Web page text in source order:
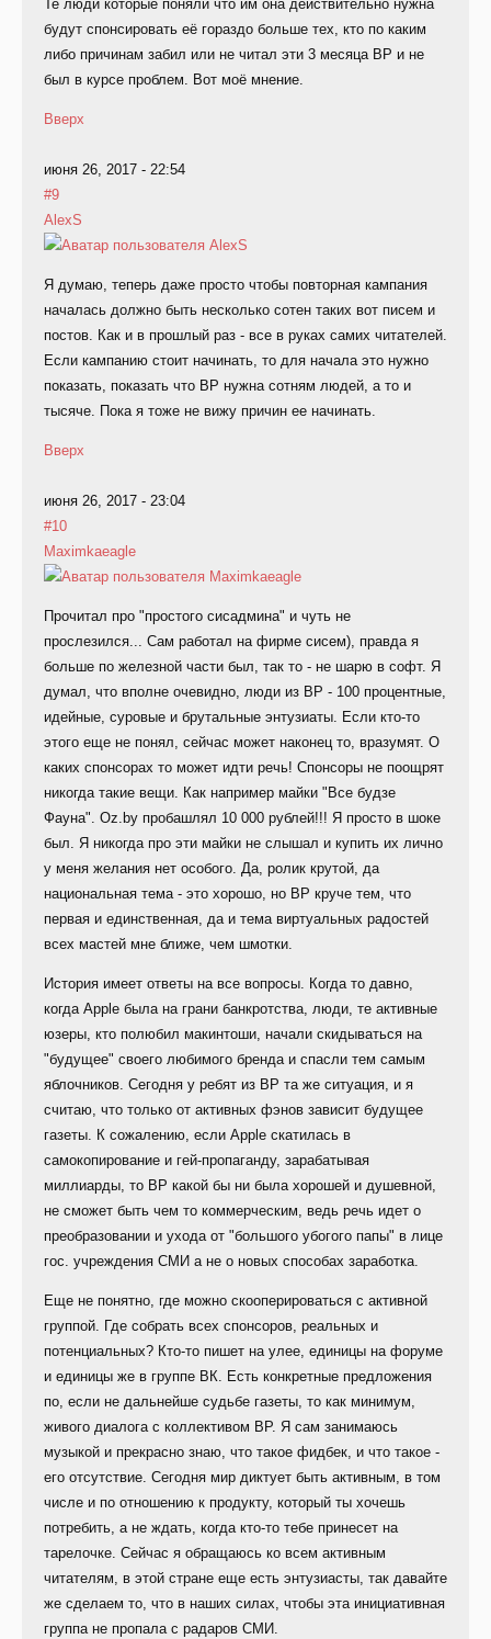
Те люди которые поняли что им она действительно нужна
будут спонсировать её гораздо больше тех, кто по каким
либо причинам забил или не читал эти 3 месяца ВР и не
был в курсе проблем. Вот моё мнение.
Вверх
июня 26, 2017 - 22:54
#9
AlexS
Я думаю, теперь даже просто чтобы повторная кампания
началась должно быть несколько сотен таких вот писем и
постов. Как и в прошлый раз - все в руках самих читателей.
Если кампанию стоит начинать, то для начала это нужно
показать, показать что ВР нужна сотням людей, а то и
тысяче. Пока я тоже не вижу причин ее начинать.
Вверх
июня 26, 2017 - 23:04
#10
Maximkaeagle
Прочитал про "простого сисадмина" и чуть не
прослезился... Сам работал на фирме сисем), правда я
больше по железной части был, так то - не шарю в софт. Я
думал, что вполне очевидно, люди из ВР - 100 процентные,
идейные, суровые и брутальные энтузиаты. Если кто-то
этого еще не понял, сейчас может наконец то, вразумят. О
каких спонсорах то может идти речь! Спонсоры не поощрят
никогда такие вещи. Как например майки "Все будзе
Фауна". Oz.by пробашлял 10 000 рублей!!! Я просто в шоке
был. Я никогда про эти майки не слышал и купить их лично
у меня желания нет особого. Да, ролик крутой, да
национальная тема - это хорошо, но ВР круче тем, что
первая и единственная, да и тема виртуальных радостей
всех мастей мне ближе, чем шмотки.
История имеет ответы на все вопросы. Когда то давно,
когда Apple была на грани банкротства, люди, те активные
юзеры, кто полюбил макинтоши, начали скидываться на
"будущее" своего любимого бренда и спасли тем самым
яблочников. Сегодня у ребят из ВР та же ситуация, и я
считаю, что только от активных фэнов зависит будущее
газеты. К сожалению, если Apple скатилась в
самокопирование и гей-пропаганду, зарабатывая
миллиарды, то ВР какой бы ни была хорошей и душевной,
не сможет быть чем то коммерческим, ведь речь идет о
преобразовании и ухода от "большого убогого папы" в лице
гос. учреждения СМИ а не о новых способах заработка.
Еще не понятно, где можно скооперироваться с активной
группой. Где собрать всех спонсоров, реальных и
потенциальных? Кто-то пишет на улее, единицы на форуме
и единицы же в группе ВК. Есть конкретные предложения
по, если не дальнейше судьбе газеты, то как минимум,
живого диалога с коллективом ВР. Я сам занимаюсь
музыкой и прекрасно знаю, что такое фидбек, и что такое -
его отсутствие. Сегодня мир диктует быть активным, в том
числе и по отношению к продукту, который ты хочешь
потребить, а не ждать, когда кто-то тебе принесет на
тарелочке. Сейчас я обращаюсь ко всем активным
читателям, в этой стране еще есть энтузиасты, так давайте
же сделаем то, что в наших силах, чтобы эта инициативная
группа не пропала с радаров СМИ.